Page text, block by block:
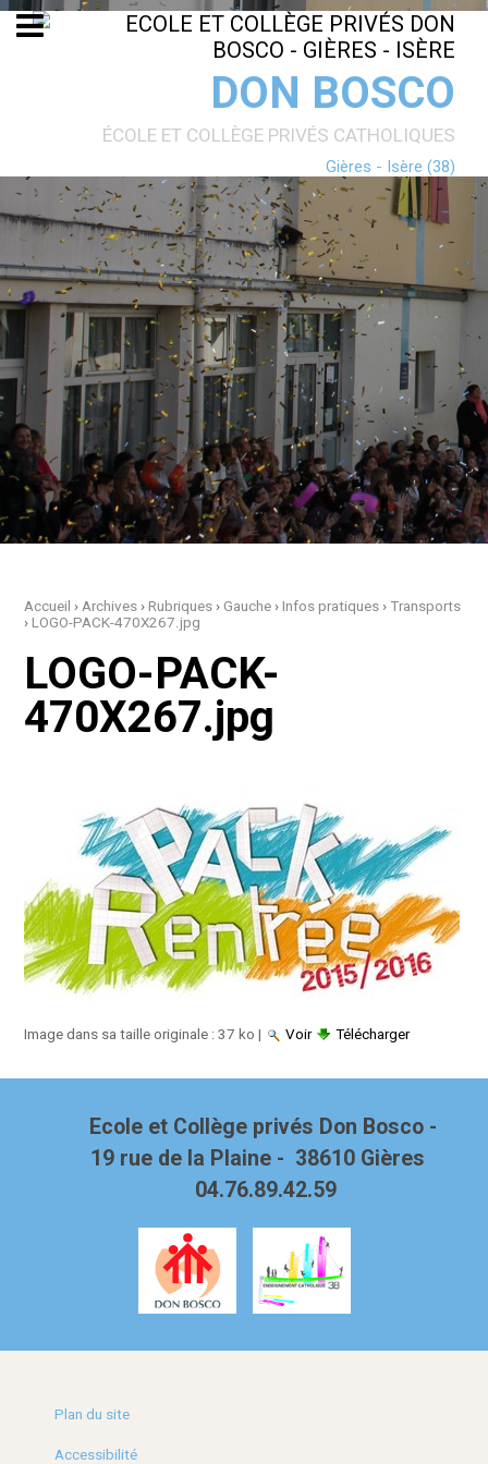
DON BOSCO
ÉCOLE ET COLLÈGE PRIVÉS CATHOLIQUES
Gières - Isère (38)
Accueil › Archives ›Rubriques › Gauche ›Infos pratiques ›Transports
›LOGO-PACK-470X267.jpg
LOGO-PACK-
470X267.jpg
Image dans sa taille originale : 37 ko | Voir Télécharger
Ecole et Collège privés Don Bosco -
19 rue de la Plaine - 38610 Gières
04.76.89.42.59
Plan du site
Accessibilité